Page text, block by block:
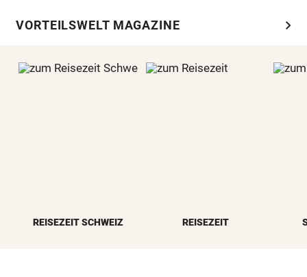
VORTEILSWELT MAGAZINE chevron_right
REISEZEIT SCHWEIZ REISEZEIT